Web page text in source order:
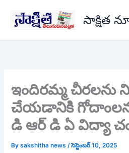
content
సాక్షిత
ఇందిరమ్మ చీరలను
చేయడానికి గోదాంలను
డి ఆర్ డి ఏ విద్యా
Bysakshitha news/సెప్టెంబర్ 10, 2025